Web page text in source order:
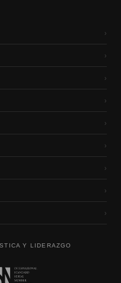
›
›
›
›
›
›
›
›
›
Y LIDERAZGO